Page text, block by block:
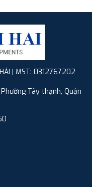
| MST: 0312767202
Phường Tây thạnh, Quận